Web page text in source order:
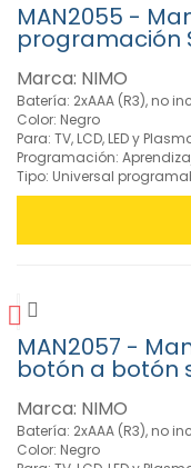
»
Telemandos
(85)
Mandos
de
Garaje
(12)
Mandos
IR
Mandos
Universales
por
Marca
(34)
Telemandos
MAN2055 -
programación
Marca: NIMO
Batería: 2xAAA (R3), no
Color: Negro
Para: TV, LCD, LED y
Programación:
Tipo: Universal
MAN2057 -
botón a botón
Marca: NIMO
Batería: 2xAAA (R3), no
Color: Negro